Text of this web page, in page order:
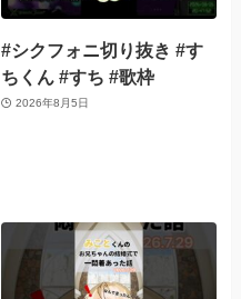
#シクフォニ切り抜き #す
ちくん #すち #歌枠
2026年8月5日